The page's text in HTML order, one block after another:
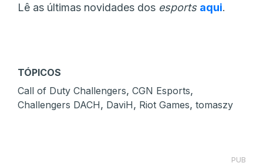
Lê as últimas novidades dos esports aqui.
TÓPICOS
Call of Duty Challengers, CGN Esports,
Challengers DACH, DaviH, Riot Games, tomaszy
PUB